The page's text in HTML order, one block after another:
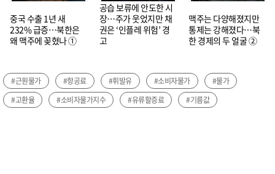
중국 수출 1년 새
232% 급증…북한은
왜 맥주에 꽂혔나 ①
공습 보류에 안도한 시
장…주가 웃었지만 채
권은 ‘인플레 위험’ 경
고
맥주는 다양해졌지만
통제는 강해졌다…북
한 경제의 두 얼굴 ②
#근원물가 #항공료 #휘발유 #소비자물가
#물가
#고환율
#소비자물가지수 #유류할증료 #기름값